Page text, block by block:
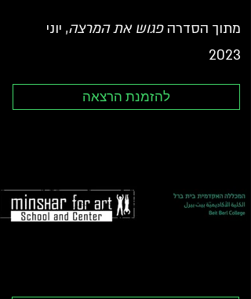
מתוך הסדרהפגוש את המרצה, יוני
2023
להזמנת הרצאה